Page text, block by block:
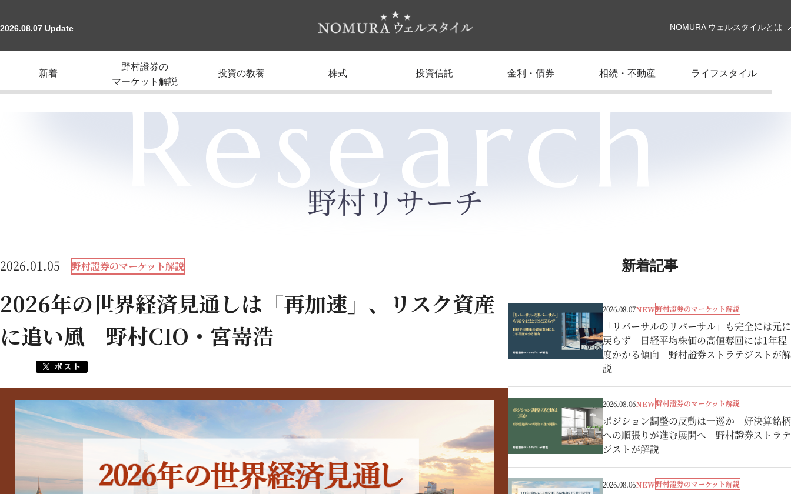
2026.08.07 Update NOMURA ウェルスタイルとは
新着
野村證券の
マーケット解説
投資の教養 株式 投資信託 金利・債券 相続・不動産 ライフスタイル
Research
野村リサーチ
2026.01.05 野村證券のマーケット解説
2026年の世界経済見通しは「再加速」、リスク資産
に追い風 野村CIO・宮嵜浩
新着記事
2026.08.07NEW野村證券のマーケット解説
「リバーサルのリバーサル」も完全には元に
戻らず 日経平均株価の高値奪回には1年程
度かかる傾向 野村證券ストラテジストが解
説
2026.08.06NEW野村證券のマーケット解説
ポジション調整の反動は一巡か 好決算銘柄
への順張りが進む展開へ 野村證券ストラテ
ジストが解説
2026.08.06NEW野村證券のマーケット解説